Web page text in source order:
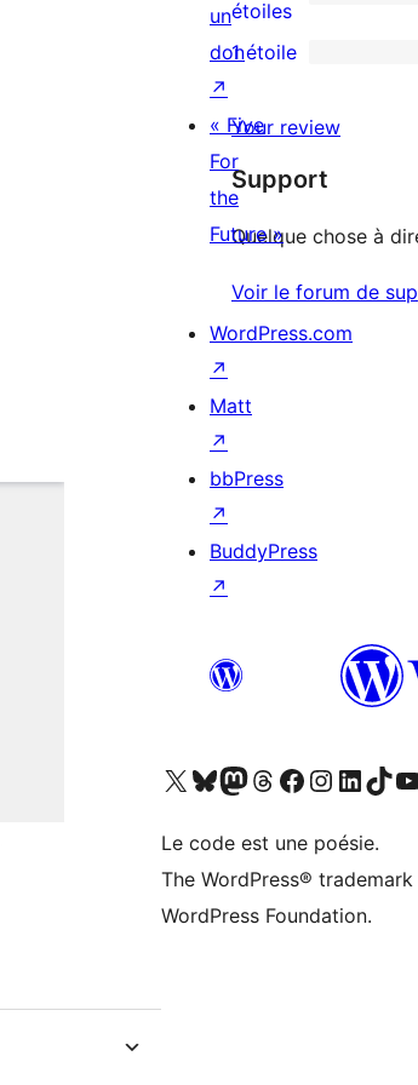
3
0
avis
2
étoile
étoiles
0
à
1
étoile
1 étoile
Your review
Support
Quelque chose à
Voir le forum de
un
don
↗
« Five
For
the
Future »
WordPress.com
↗
Matt
↗
bbPress
↗
BuddyPress
↗
Visitez notre compte X (précédemment Twitter)
Visiter notre compte Bluesky
Visiter notre compte Mastodon
Visiter notre compte Threads
Consulter notre compte Facebook
Consulter notre compte
Consulter notre
Visiter notre
Le code est une poésie.
The WordPress®
WordPress Foundation.